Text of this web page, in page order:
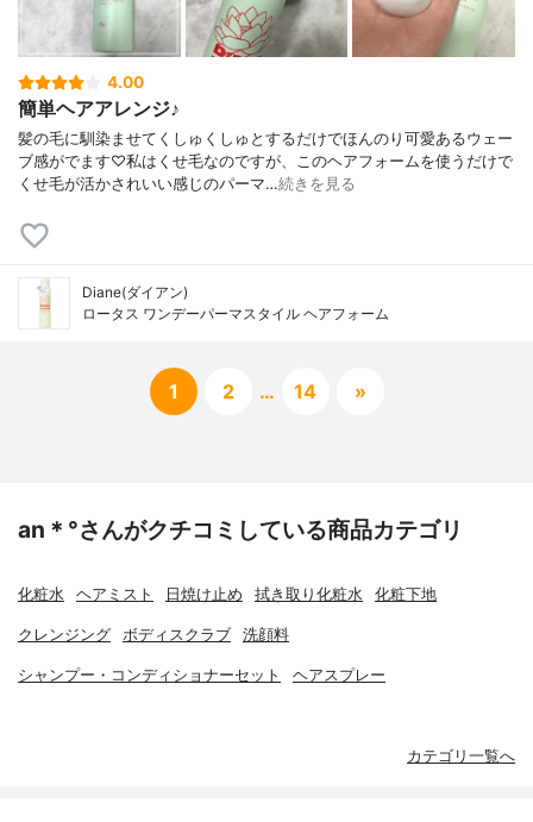
4.00
簡単ヘアアレンジ♪
髪の毛に馴染ませてくしゅくしゅとするだけでほんのり可愛あるウェー
ブ感がでます♡私はくせ毛なのですが、このヘアフォームを使うだけで
くせ毛が活かされいい感じのパーマ…続きを見る
Diane(ダイアン)
ロータス ワンデーパーマスタイル ヘアフォーム
1 2 … 14 »
an＊°さんがクチコミしている商品カテゴリ
化粧水 ヘアミスト 日焼け止め 拭き取り化粧水 化粧下地
クレンジング ボディスクラブ 洗顔料
シャンプー・コンディショナーセット ヘアスプレー
カテゴリ一覧へ